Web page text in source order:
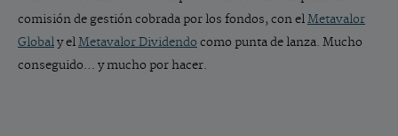
comisión de gestión cobrada por los fondos, con elMetavalor
Globaly elMetavalor Dividendo como punta de lanza. Mucho
conseguido… y mucho por hacer.